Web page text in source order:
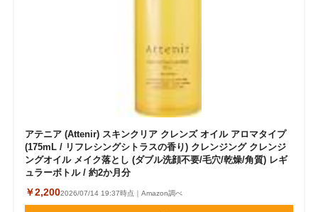
アテニア (Attenir) スキンクリア クレンズ オイル アロマタイプ
(175mL / リフレシングシトラスの香り) クレンジング クレンジ
ングオイル メイク落とし (ダブル洗顔不要/毛穴/乾燥/角質) レギ
ュラーボトル / 約2か月分
￥2,2002026/07/14 19:37時点｜Amazon調べ